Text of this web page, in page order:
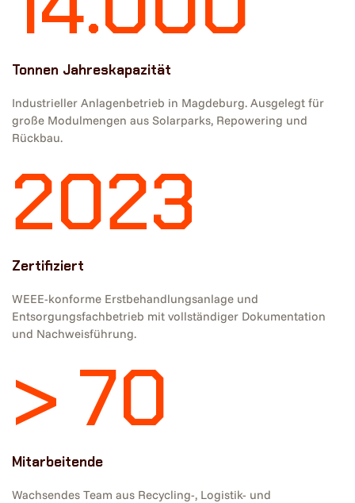
Tonnen Jahreskapazität
Industrieller Anlagenbetrieb in Magdeburg. Ausgelegt für
große Modulmengen aus Solarparks, Repowering und
Rückbau.
2023
Zertifiziert
WEEE-konforme Erstbehandlungsanlage und
Entsorgungsfachbetrieb mit vollständiger Dokumentation
und Nachweisführung.
> 70
Mitarbeitende
Wachsendes Team aus Recycling-, Logistik- und